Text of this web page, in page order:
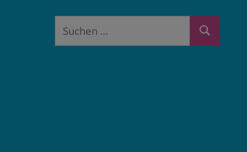
Suchen
Suchen